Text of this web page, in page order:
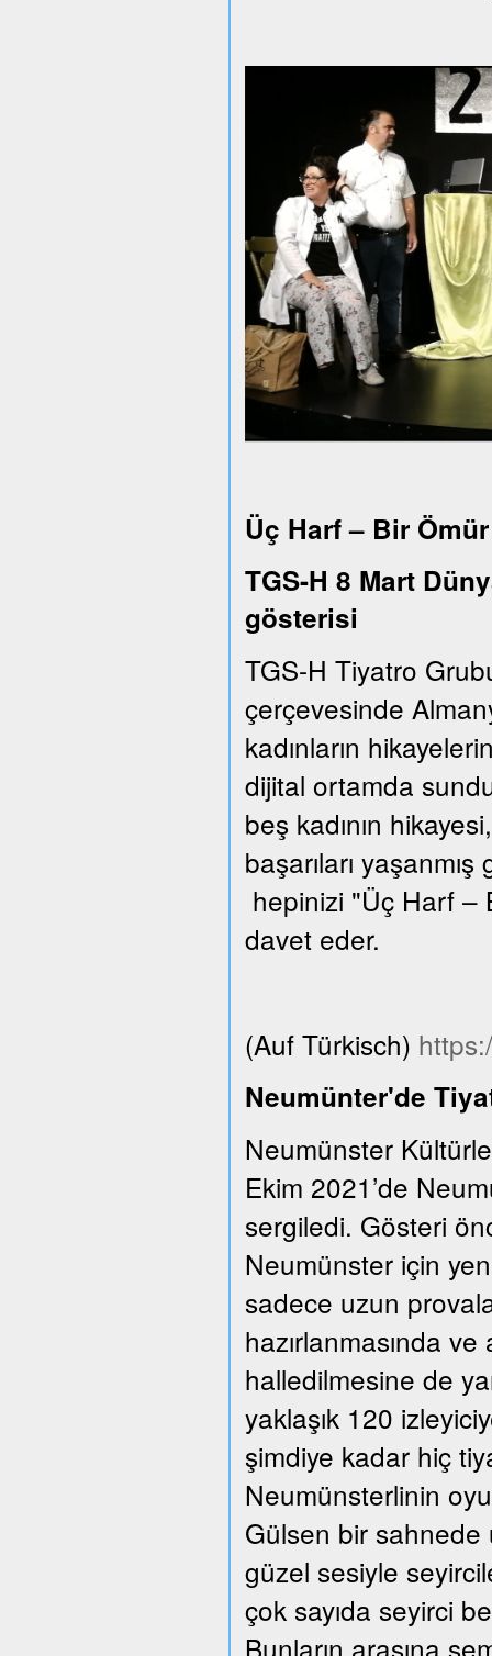
Üç Harf – Bir
TGS-H 8 Mart
gösterisi
TGS-H Tiyatro
çerçevesinde
kadınların
dijital ortamda
beş kadının
başarıları
hepinizi "Üç Harf –
davet eder.
(Auf Türkisch)
Neumünter'de
Neumünster
Ekim 2021’de
sergiledi. Gösteri
Neumünster için
sadece uzun
hazırlanmasında
halledilmesine de
yaklaşık 120
şimdiye kadar hiç
Neumünsterlinin
Gülsen bir sahnede
güzel sesiyle
çok sayıda seyirci
Bunların arasına